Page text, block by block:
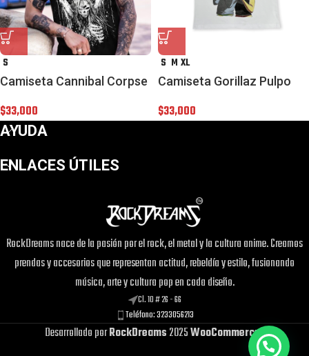
S
Camiseta Cannibal Corpse
$33,000
S M XL
Camiseta Gorillaz Pulpo
$33,000
AYUDA
ENLACES ÚTILES
RockDreams nace de la pasión por el rock, el metal y la cultura anime. Creamos
prendas y accesorios que representan actitud, rebeldía y estilo, fusionando
música, arte y cultura pop en cada diseño.
Cl. 10 # 26 - 66
Teléfono: 3233056213
Desarrollado porRockDreams2025WooCommerce.
Camiseta Jujutsu Kaisen Choso
puede ser tuyo solo por$33,000 !
Si tienes alguna duda, pregúntanos.